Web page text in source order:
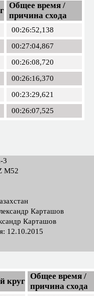
Общее время /
причина схода
00:26:52,138
00:27:04,867
00:26:08,720
00:26:16,370
00:23:29,621
00:26:07,525
3
M52
Карташов
Карташов
12.10.2015
круг
Общее время /
причина схода